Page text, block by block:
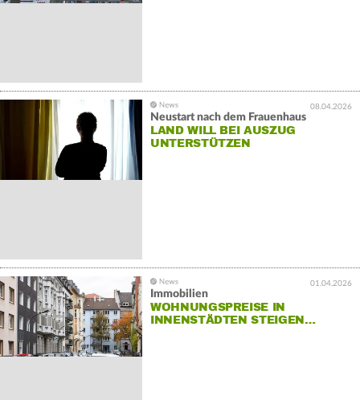
08.04.2026
Neustart nach dem Frauenhaus
LAND WILL BEI AUSZUG
UNTERSTÜTZEN
01.04.2026
Immobilien
WOHNUNGSPREISE IN
INNENSTÄDTEN STEIGEN…